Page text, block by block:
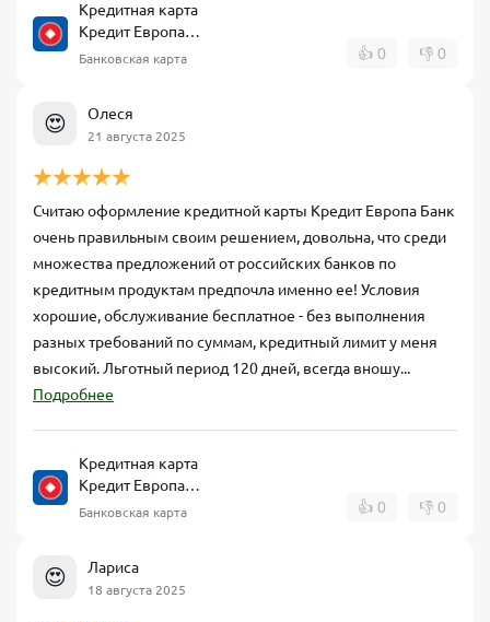
Кредитная карта
Кредит Европа
Банк CARD CREDIT
Банковская карта 👍 0 👎 0
😍 Олеся
21 августа 2025
Считаю оформление кредитной карты Кредит Европа Банк
очень правильным своим решением, довольна, что среди
множества предложений от российских банков по
кредитным продуктам предпочла именно ее! Условия
хорошие, обслуживание бесплатное - без выполнения
разных требований по суммам, кредитный лимит у меня
высокий. Льготный период 120 дней, всегда вношу...
Подробнее
Кредитная карта
Кредит Европа
Банк CARD CREDIT
Банковская карта 👍 0 👎 0
😍 Лариса
18 августа 2025